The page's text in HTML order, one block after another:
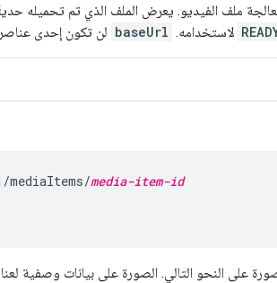
ملف الفيديو. يعرض الملف الذي تم تحميله
لاستخدامه. baseUrl لن تكون إحدى عناصر
media-item-id
على النحو التالي. الصورة على بيانات وصفية